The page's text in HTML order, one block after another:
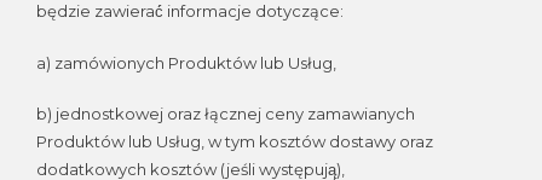
będzie zawierać́ informacje dotyczące:
a) zamówionych Produktów lub Usług,
b) jednostkowej oraz łącznej ceny zamawianych
Produktów lub Usług, w tym kosztów dostawy oraz
dodatkowych kosztów (jeśli występują̨),